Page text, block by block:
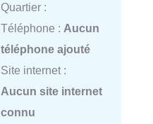
Quartier :
Téléphone : Aucun
téléphone ajouté
Site internet :
Aucun site internet
connu